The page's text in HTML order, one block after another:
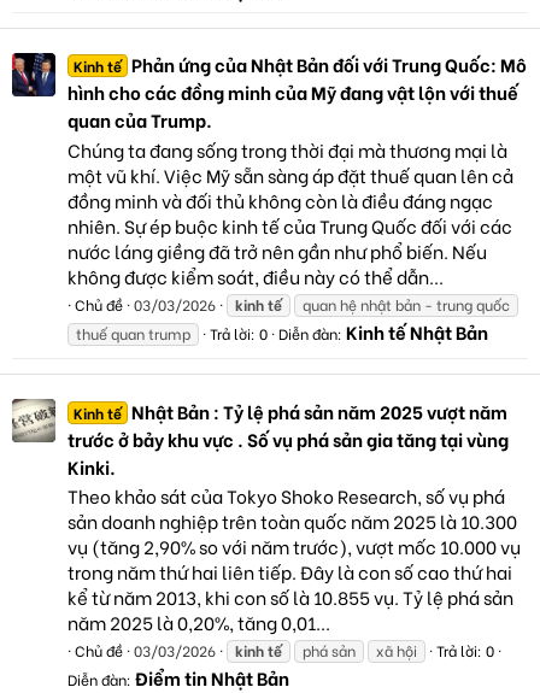
Kinh tế Phản ứng của Nhật Bản đối với Trung Quốc: Mô
hình cho các đồng minh của Mỹ đang vật lộn với thuế
quan của Trump.
Chúng ta đang sống trong thời đại mà thương mại là
một vũ khí. Việc Mỹ sẵn sàng áp đặt thuế quan lên cả
đồng minh và đối thủ không còn là điều đáng ngạc
nhiên. Sự ép buộc kinh tế của Trung Quốc đối với các
nước láng giềng đã trở nên gần như phổ biến. Nếu
không được kiểm soát, điều này có thể dẫn...
Chủ đề 03/03/2026 kinhtế
quan hệ nhật bản - trung quốc
thuế quan trump
Trả lời: 0 Diễn đàn: Kinh tế Nhật Bản
Kinh tế Nhật Bản : Tỷ lệ phá sản năm 2025 vượt năm
trước ở bảy khu vực . Số vụ phá sản gia tăng tại vùng
Kinki.
Theo khảo sát của Tokyo Shoko Research, số vụ phá
sản doanh nghiệp trên toàn quốc năm 2025 là 10.300
vụ (tăng 2,90% so với năm trước), vượt mốc 10.000 vụ
trong năm thứ hai liên tiếp. Đây là con số cao thứ hai
kể từ năm 2013, khi con số là 10.855 vụ. Tỷ lệ phá sản
năm 2025 là 0,20%, tăng 0,01...
Chủ đề 03/03/2026 kinhtế phá sản xã hội
Trả lời: 0
Diễn đàn: Điểm tin Nhật Bản